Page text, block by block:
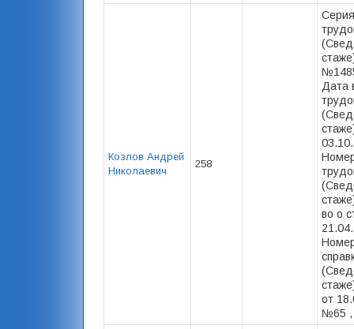
Козлов Андрей
Николаевич
258
Дата
во о
от
№65 ,